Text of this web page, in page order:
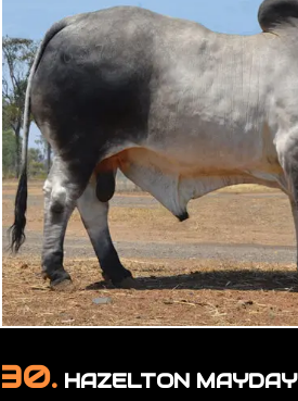
30. HAZELTON